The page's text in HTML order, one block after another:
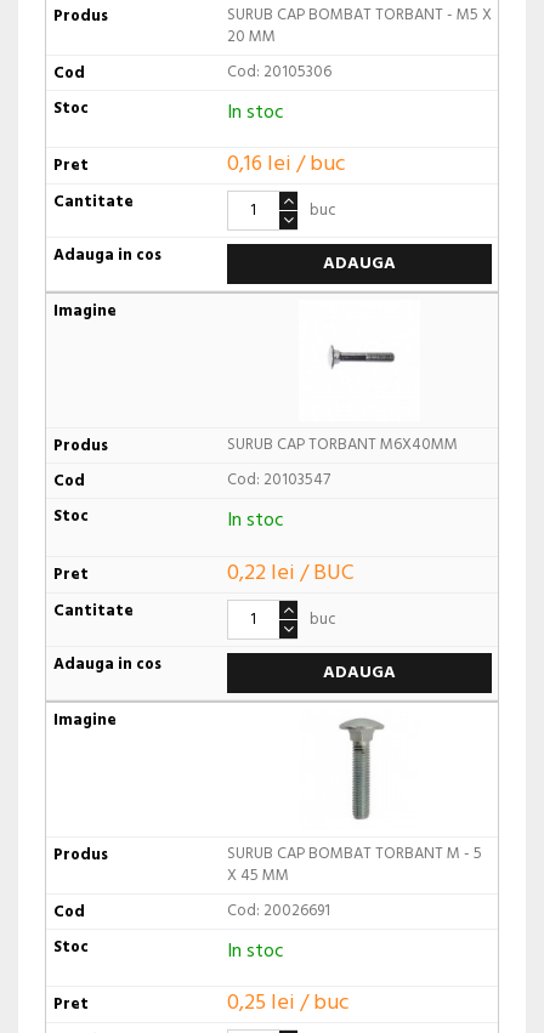
SURUB CAP BOMBAT TORBANT - M5 X
20 MM
Cod: 20105306
In stoc
0,16 lei / buc
buc
ADAUGA
SURUB CAP TORBANT M6X40MM
Cod: 20103547
In stoc
0,22 lei / BUC
buc
ADAUGA
SURUB CAP BOMBAT TORBANT M - 5
X 45 MM
Cod: 20026691
In stoc
0,25 lei / buc